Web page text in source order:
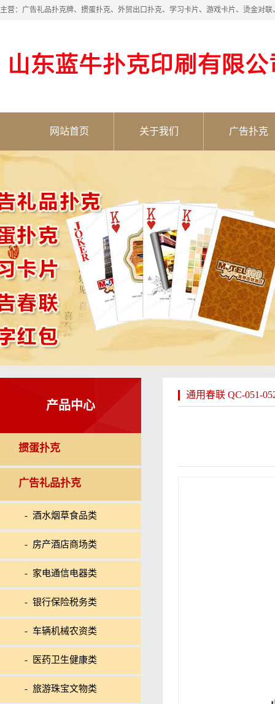
主营：广告礼品扑克牌、掼蛋扑克、外贸出口扑克、学习卡片、游戏卡片、烫金对联
网站首页 关于我们 广告扑克
产品中心
掼蛋扑克
广告礼品扑克
- 酒水烟草食品类
- 房产酒店商场类
- 家电通信电器类
- 银行保险税务类
- 车辆机械农资类
- 医药卫生健康类
- 旅游珠宝文物类
通用春联 QC-051-